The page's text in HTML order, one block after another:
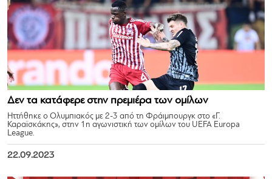
Δεν τα κατάφερε στην πρεμιέρα των ομίλων
Ηττήθηκε ο Ολυμπιακός με 2-3 από τη Φράιμπουργκ στο «Γ.
Καραϊσκάκης», στην 1η αγωνιστική των ομίλων του UEFA Europa
League.
22.09.2023